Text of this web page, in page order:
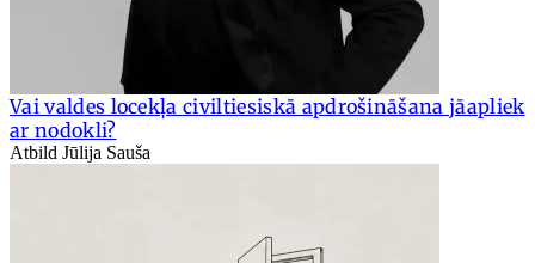
Vai valdes locekļa civiltiesiskā apdrošināšana jāapliek
ar nodokli?
Atbild Jūlija Sauša